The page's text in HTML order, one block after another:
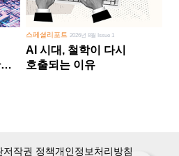
스페셜리포트 2026년 8월 Issue 1
AI 시대, 철학이 다시
호출되는 이유
저작권 정책개인정보처리방침